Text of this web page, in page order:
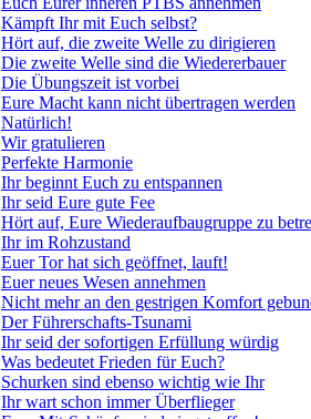
Kämpft Ihr mit Euch selbst?
Hört auf, die zweite Welle zu dirigieren
Die zweite Welle sind die Wiedererbauer
Die Übungszeit ist vorbei
Eure Macht kann nicht übertragen werden
Natürlich!
Wir gratulieren
Perfekte Harmonie
Ihr beginnt Euch zu entspannen
Ihr seid Eure gute Fee
Hört auf, Eure Wiederaufbaugruppe zu
Ihr im Rohzustand
Euer Tor hat sich geöffnet, lauft!
Euer neues Wesen annehmen
Nicht mehr an den gestrigen Komfort
Der Führerschafts-Tsunami
Ihr seid der sofortigen Erfüllung würdig
Was bedeutet Frieden für Euch?
Schurken sind ebenso wichtig wie Ihr
Ihr wart schon immer Überflieger